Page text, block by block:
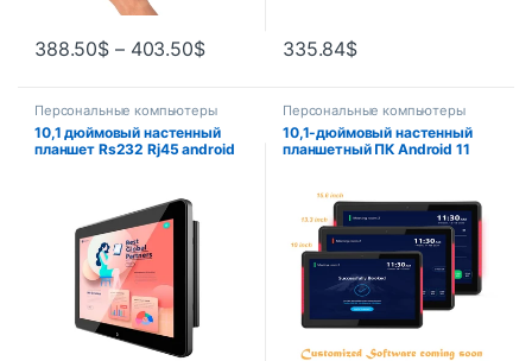
388.50$ – 403.50$ 335.84$
Персональные компьютеры
10,1 дюймовый настенный
планшет Rs232 Rj45 android
Персональные компьютеры
10,1-дюймовый настенный
планшетный ПК Android 11
расписания конференц-зала
с открытым исходным
кодом, с прорезями